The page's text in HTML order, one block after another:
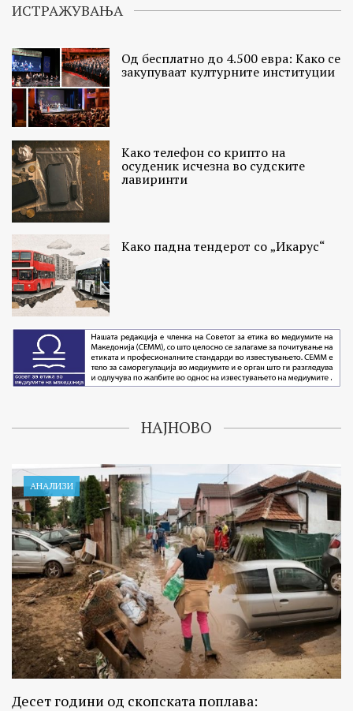
ИСТРАЖУВАЊА
Од бесплатно до 4.500 евра: Како се
закупуваат културните институции
Како телефон со крипто на
осуденик исчезна во судските
лавиринти
Како падна тендерот со „Икарус“
НАЈНОВО
АНАЛИЗИ
Десет години од скопската поплава: